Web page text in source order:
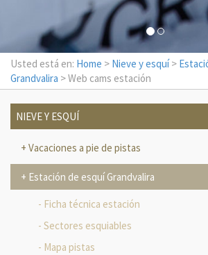
Usted está en: Home > Nieve y esquí>
Grandvalira > Web cams estación
NIEVE Y ESQUÍ
Vacaciones a pie de pistas
Estación de esquí Grandvalira
Ficha técnica estación
Sectores esquiables
Mapa pistas